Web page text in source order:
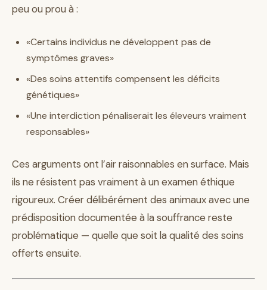
peu ou prou à :
«Certains individus ne développent pas de
symptômes graves»
«Des soins attentifs compensent les déficits
génétiques»
«Une interdiction pénaliserait les éleveurs vraiment
responsables»
Ces arguments ont l’air raisonnables en surface. Mais
ils ne résistent pas vraiment à un examen éthique
rigoureux. Créer délibérément des animaux avec une
prédisposition documentée à la souffrance reste
problématique — quelle que soit la qualité des soins
offerts ensuite.